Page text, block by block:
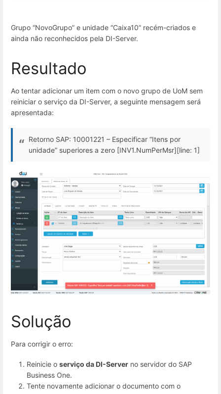
Grupo “NovoGrupo” e unidade “Caixa10” recém-criados e
ainda não reconhecidos pela DI-Server.
Resultado
Ao tentar adicionar um item com o novo grupo de UoM sem
reiniciar o serviço da DI-Server, a seguinte mensagem será
apresentada:
Retorno SAP: 10001221 – Especificar “Itens por
unidade” superiores a zero [INV1.NumPerMsr][line: 1]
Solução
Para corrigir o erro:
Reinicie o serviço da DI-Server no servidor do SAP
Business One.
Tente novamente adicionar o documento com o